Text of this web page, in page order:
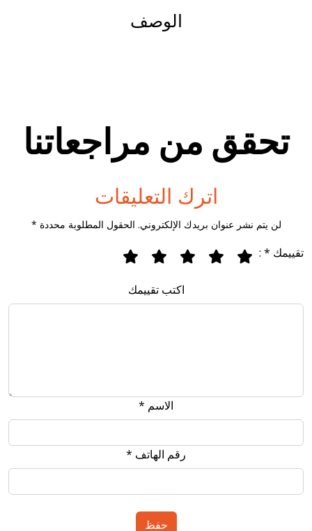
الوصف
تحقق من مراجعاتنا
اترك التعليقات
لن يتم نشر عنوان بريدك الإلكتروني. الحقول المطلوبة محددة *
تقييمك * :
اكتب تقييمك
الاسم *
رقم الهاتف *